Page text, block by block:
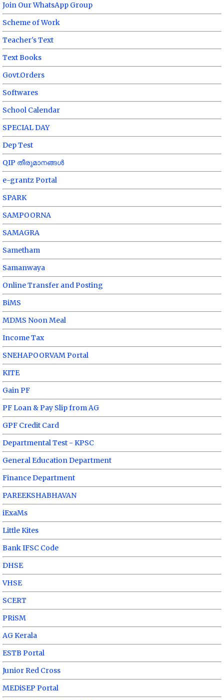
Join Our WhatsApp Group
Scheme of Work
Teacher's Text
Text Books
Govt.Orders
Softwares
School Calendar
SPECIAL DAY
Dep Test
QIP തീരുമാനങ്ങൾ
e-grantz Portal
SPARK
SAMPOORNA
SAMAGRA
Sametham
Samanwaya
Online Transfer and Posting
BiMS
MDMS Noon Meal
Income Tax
SNEHAPOORVAM Portal
KITE
Gain PF
PF Loan & Pay Slip from AG
GPF Credit Card
Departmental Test - KPSC
General Education Department
Finance Department
PAREEKSHABHAVAN
iExaMs
Little Kites
Bank IFSC Code
DHSE
VHSE
SCERT
PRiSM
AG Kerala
ESTB Portal
Junior Red Cross
MEDiSEP Portal